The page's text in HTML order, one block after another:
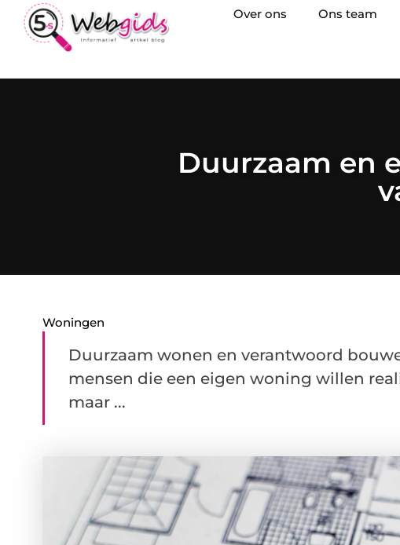
Over ons Ons team
Duurzaam en
Woningen
Duurzaam wonen en verantwoord
mensen die een eigen woning willen
maar ...